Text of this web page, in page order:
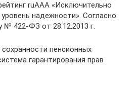
ruАAA «Исключительно
надежности». Согласно
№ 422-ФЗ от 28.12.2013 г.
пенсионных
гарантирования прав